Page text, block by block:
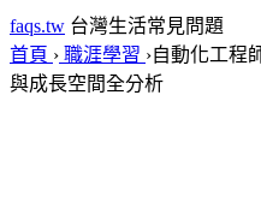
faqs.tw 台灣生活常見問題
首頁 › 職涯學習 ›自動化工程
與成長空間全分析